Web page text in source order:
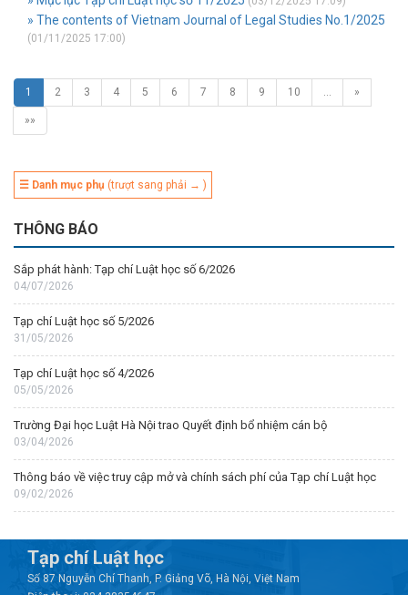
» The contents of Vietnam Journal of Legal Studies No.1/2025
(01/11/2025 17:00)
1 2 3 4 5 6 7 8 9 10 … »
»»
☰ Danh mục phụ (trượt sang phải → )
THÔNG BÁO
Sắp phát hành: Tạp chí Luật học số 6/2026
04/07/2026
Tạp chí Luật học số 5/2026
31/05/2026
Tạp chí Luật học số 4/2026
05/05/2026
Trường Đại học Luật Hà Nội trao Quyết định bổ nhiệm cán bộ
03/04/2026
Thông báo về việc truy cập mở và chính sách phí của Tạp chí Luật học
09/02/2026
Tạp chí Luật học
Số 87 Nguyễn Chí Thanh, P. Giảng Võ, Hà Nội, Việt Nam